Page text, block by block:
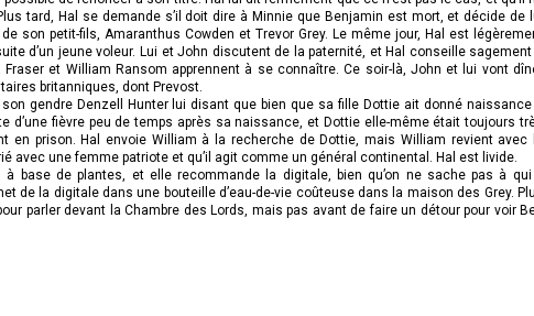
tard, Hal se demande s’il doit dire à Minnie que Benjamin est mort, et décide de
son petit-fils, Amaranthus Cowden et Trevor Grey. Le même jour, Hal est
d’un jeune voleur. Lui et John discutent de la paternité, et Hal conseille sagement
et William Ransom apprennent à se connaître. Ce soir-là, John et lui vont
britanniques, dont Prevost.
gendre Denzell Hunter lui disant que bien que sa fille Dottie ait donné naissance
d’une fièvre peu de temps après sa naissance, et Dottie elle-même était toujours
en prison. Hal envoie William à la recherche de Dottie, mais William revient avec
avec une femme patriote et qu’il agit comme un général continental. Hal est livide.
base de plantes, et elle recommande la digitale, bien qu’on ne sache pas à qui
de la digitale dans une bouteille d’eau-de-vie coûteuse dans la maison des Grey.
parler devant la Chambre des Lords, mais pas avant de faire un détour pour voir